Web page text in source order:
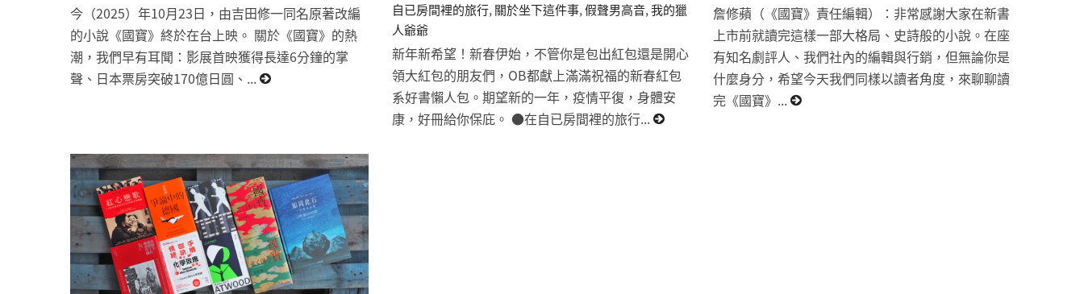
今（2025）年10月23日，由吉田修一同名原著改編
的小說《國寶》終於在台上映。 關於《國寶》的熱
潮，我們早有耳聞：影展首映獲得長達6分鐘的掌
聲、日本票房突破170億日圓、...
自已房間裡的旅行,關於坐下這件事,假聲男高音,我的獵
人爺爺
新年新希望！新春伊始，不管你是包出紅包還是開心
領大紅包的朋友們，OB都獻上滿滿祝福的新春紅包
系好書懶人包。期望新的一年，疫情平復，身體安
康，好冊給你保庇。 ●在自已房間裡的旅行...
詹修蘋（《國寶》責任編輯）：非常感謝大家在新書
上市前就讀完這樣一部大格局、史詩般的小說。在座
有知名劇評人、我們社內的編輯與行銷，但無論你是
什麼身分，希望今天我們同樣以讀者角度，來聊聊讀
完《國寶》...